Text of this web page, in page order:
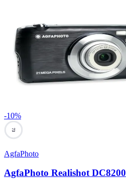
-10%
73
AgfaPhoto
AgfaPhoto Realishot DC8200